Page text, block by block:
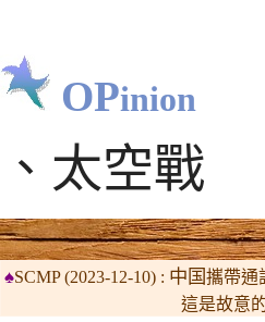
OPinion
、 太空戰
♠SCMP (2023-12-10) : 中 国攜帶通
這是故意